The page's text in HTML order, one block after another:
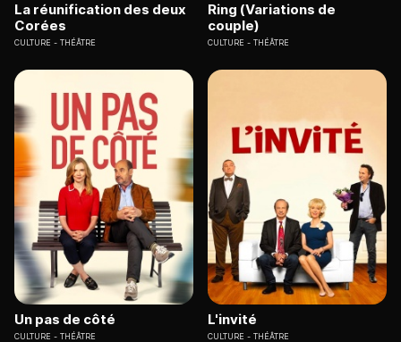
La réunification des deux
Corées
CULTURE THÉÂTRE
Ring (Variations de
couple)
CULTURE THÉÂTRE
Un pas de côté
CULTURE THÉÂTRE
L'invité
CULTURE THÉÂTRE